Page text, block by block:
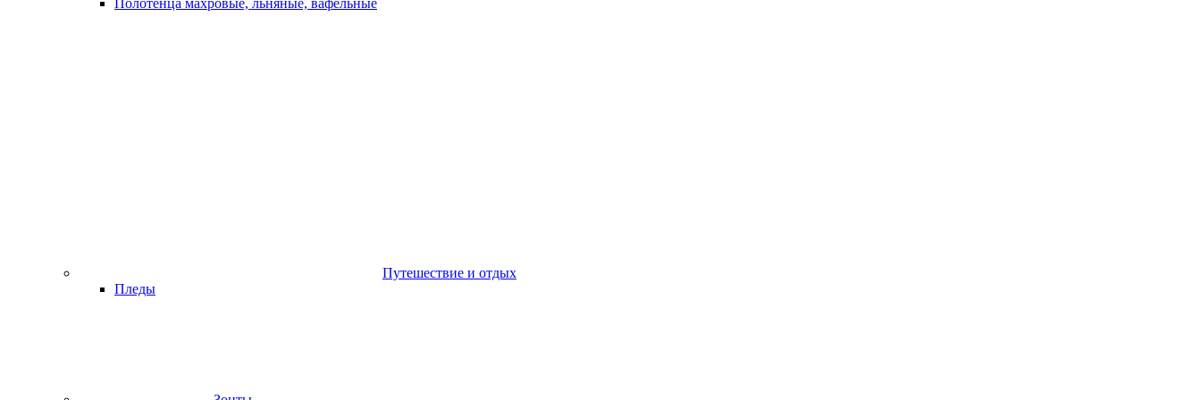
Полотенца махровые, льняные, вафельные
Путешествие и отдых
Пледы